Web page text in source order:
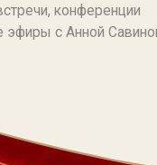
с Анной Савиной